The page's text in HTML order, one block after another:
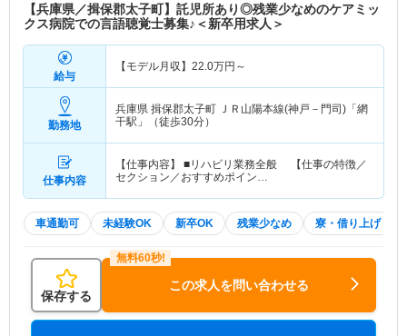
【兵庫県／揖保郡太子町】託児所あり◎残業少なめのケアミッ
クス病院での言語聴覚士募集♪＜新卒用求人＞
給与
【モデル月収】 22.0万円～
勤務地
兵庫県 揖保郡太子町 ＪＲ山陽本線(神戸－門司)「網
干駅」（徒歩30分）
仕事内容
【仕事内容】 ■リハビリ業務全般 【仕事の特徴／
セクション／おすすめポイン…
車通勤可 未経験OK 新卒OK 残業少なめ 寮・借り上げ
保存する
この求人を問い合わせる